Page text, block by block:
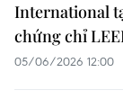
International
chứng chỉ
05/06/2026 12:00